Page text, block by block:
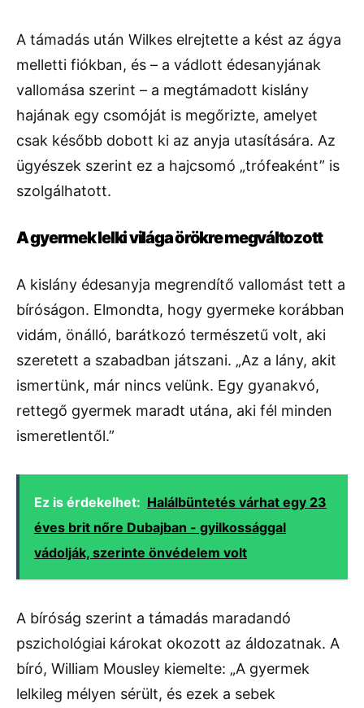
A támadás után Wilkes elrejtette a kést az ágya
melletti fiókban, és – a vádlott édesanyjának
vallomása szerint – a megtámadott kislány
hajának egy csomóját is megőrizte, amelyet
csak később dobott ki az anyja utasítására. Az
ügyészek szerint ez a hajcsomó „trófeaként” is
szolgálhatott.
A gyermek lelki világa örökre megváltozott
A kislány édesanyja megrendítő vallomást tett a
bíróságon. Elmondta, hogy gyermeke korábban
vidám, önálló, barátkozó természetű volt, aki
szeretett a szabadban játszani. „Az a lány, akit
ismertünk, már nincs velünk. Egy gyanakvó,
rettegő gyermek maradt utána, aki fél minden
ismeretlentől.”
Ez is érdekelhet: Halálbüntetés várhat egy 23
éves brit nőre Dubajban - gyilkossággal
vádolják, szerinte önvédelem volt
A bíróság szerint a támadás maradandó
pszichológiai károkat okozott az áldozatnak. A
bíró, William Mousley kiemelte: „A gyermek
lelkileg mélyen sérült, és ezek a sebek